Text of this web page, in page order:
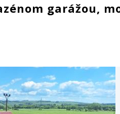
garážou,